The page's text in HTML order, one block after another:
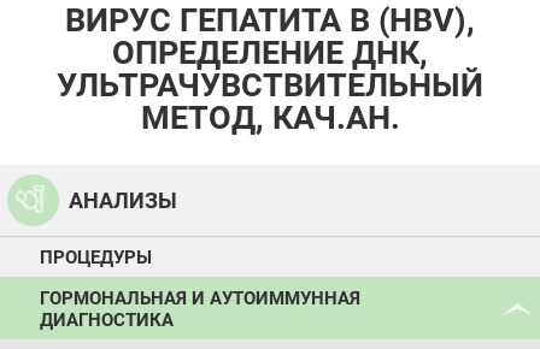
ВИРУС ГЕПАТИТА В (HBV),
ОПРЕДЕЛЕНИЕ ДНК,
УЛЬТРАЧУВСТВИТЕЛЬНЫЙ
МЕТОД, КАЧ.АН.
АНАЛИЗЫ
ПРОЦЕДУРЫ
ГОРМОНАЛЬНАЯ И АУТОИММУННАЯ
ДИАГНОСТИКА